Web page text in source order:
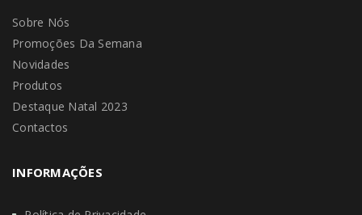
Sobre Nós
Promoções Da Semana
Novidades
Produtos
Destaque Natal 2023
Contactos
INFORMAÇÕES